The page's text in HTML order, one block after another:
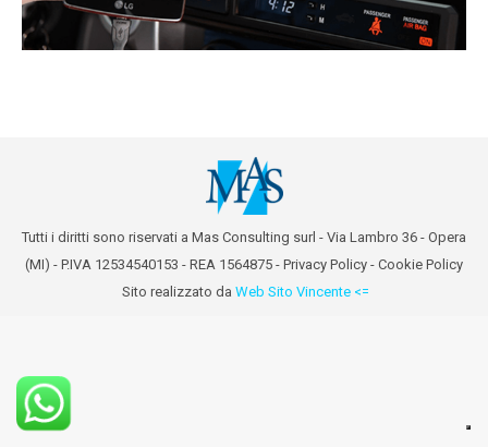
Tutti i diritti sono riservati a Mas Consulting surl - Via Lambro 36 - Opera
(MI) - P.IVA 12534540153 - REA 1564875 - Privacy Policy - Cookie Policy
Sito realizzato da Web Sito Vincente <=